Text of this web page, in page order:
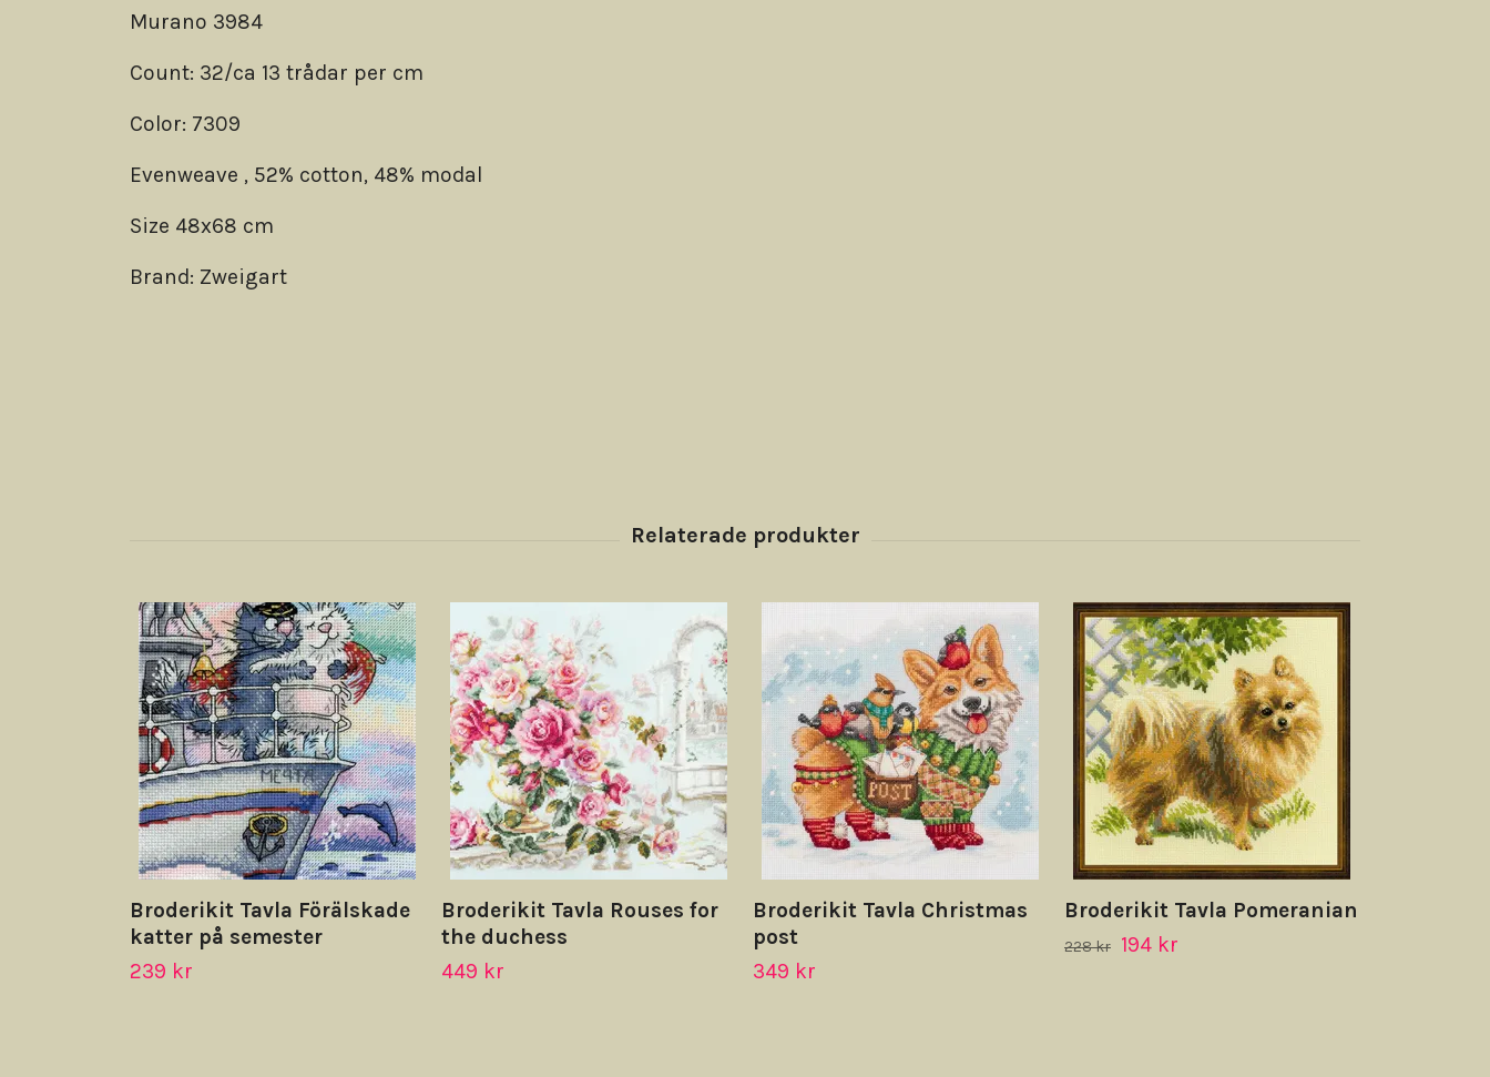
Murano 3984
Count: 32/ca 13 trådar per cm
Color: 7309
Evenweave , 52% cotton, 48% modal
Size 48x68 cm
Brand: Zweigart
Broderikit Tavla Förälskade
katter på semester
239 kr
Broderikit Tavla Rouses for
the duchess
449 kr
Broderikit Tavla Christmas
post
349 kr
Broderikit Tavla Pomeranian
228 kr 194 kr